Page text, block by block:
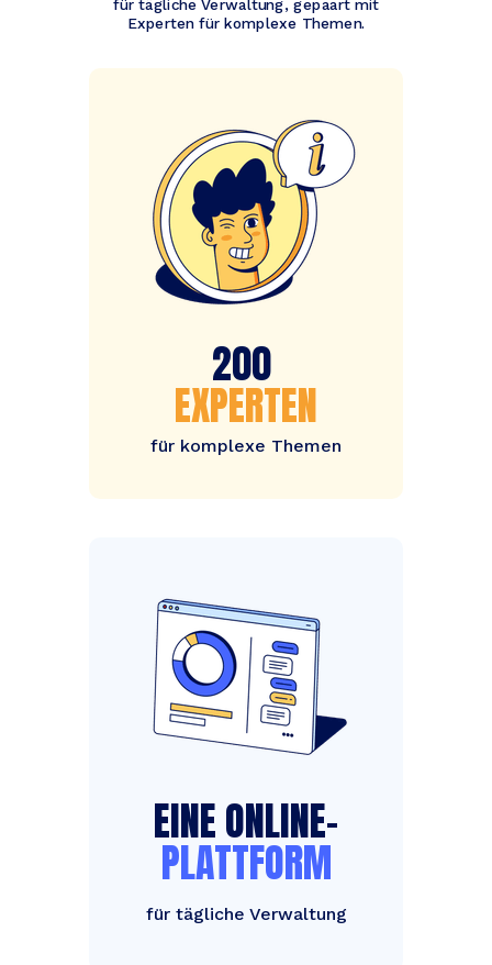
für tägliche Verwaltung, gepaart mit
Experten für komplexe Themen.
EINE ONLINE-
PLATTFORM
für tägliche Verwaltung
200
EXPERTEN
für komplexe Themen